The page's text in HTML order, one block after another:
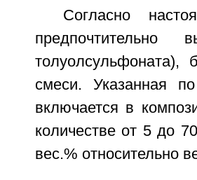
Согласно
толуолсульфоната),
смеси. Указанная
включается в
количестве от 5 до
вес.% относительно